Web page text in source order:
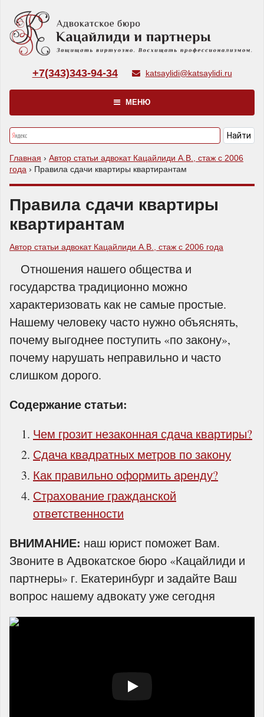
+7(343)343-94-34 katsaylidi@katsaylidi.ru
МЕНЮ
Главная › Автор статьи адвокат Кацайлиди А.В., стаж с 2006
года › Правила сдачи квартиры квартирантам
Правила сдачи квартиры
квартирантам
Автор статьи адвокат Кацайлиди А.В., стаж с 2006 года
Отношения нашего общества и
государства традиционно можно
характеризовать как не самые простые.
Нашему человеку часто нужно объяснять,
почему выгоднее поступить «по закону»,
почему нарушать неправильно и часто
слишком дорого.
Содержание статьи:
Чем грозит незаконная сдача квартиры?
Сдача квадратных метров по закону
Как правильно оформить аренду?
Страхование гражданской
ответственности
ВНИМАНИЕ: наш юрист поможет Вам.
Звоните в Адвокатское бюро «Кацайлиди и
партнеры» г. Екатеринбург и задайте Ваш
вопрос нашему адвокату уже сегодня